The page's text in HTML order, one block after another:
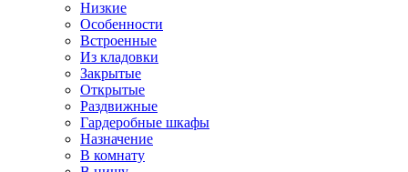
Низкие
Особенности
Встроенные
Из кладовки
Закрытые
Открытые
Раздвижные
Гардеробные шкафы
Назначение
В комнату